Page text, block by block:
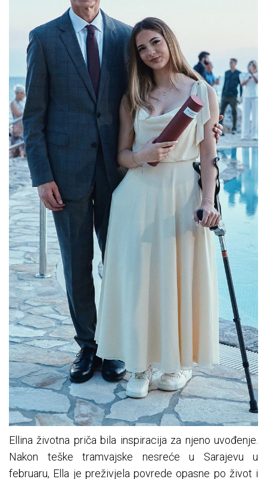
Ellina životna priča bila inspiracija za njeno uvođenje.
Nakon teške tramvajske nesreće u Sarajevu u
februaru, Ella je preživjela povrede opasne po život i